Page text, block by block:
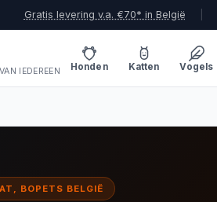
Gratis levering v.a. €70* in België
IEDEREEN Honden Katten Vogels
BOPETS BELGIË